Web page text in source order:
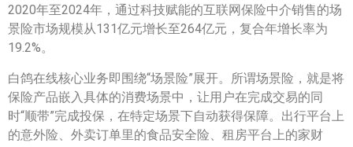
2020年至2024年，通过科技赋能的互联网保险中介销售的场
景险市场规模从131亿元增长至264亿元，复合年增长率为
19.2%。
白鸽在线核心业务即围绕“场景险”展开。所谓场景险，就是将
保险产品嵌入具体的消费场景中，让用户在完成交易的同
时“顺带”完成投保，在特定场景下自动获得保障。出行平台上
的意外险、外卖订单里的食品安全险、租房平台上的家财